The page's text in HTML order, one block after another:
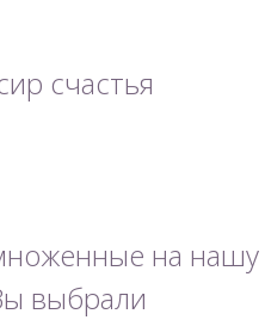
счастья
на
выбрали